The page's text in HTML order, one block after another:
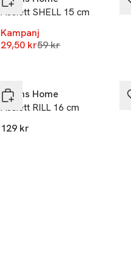
Assiett SHELL 15 cm
Kampanj
29,50 krLägsta pris 30 dagar
59 kr
Åhléns Home
Assiett RILL 16 cm
129 kr